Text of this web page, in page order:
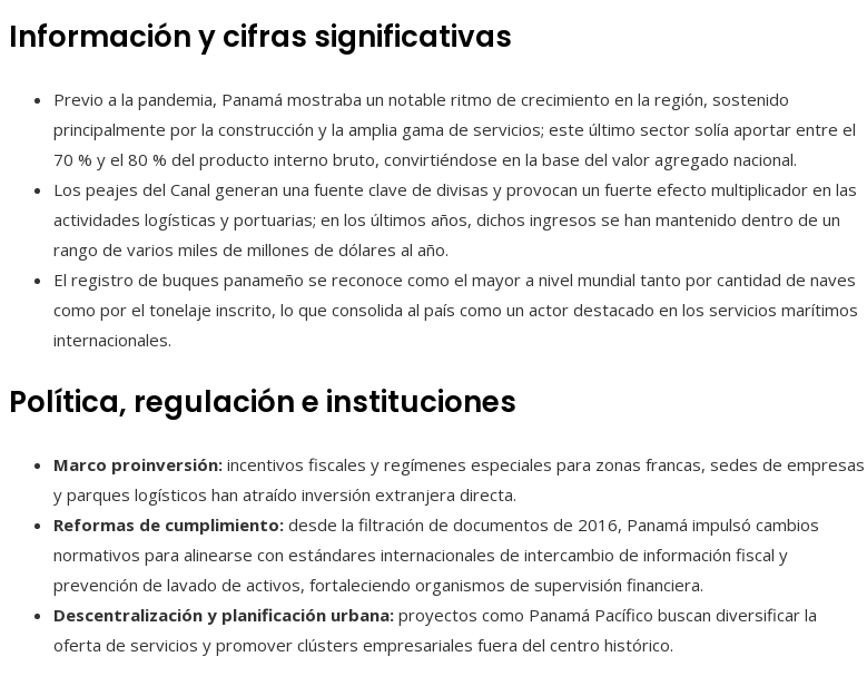
Información y cifras significativas
Previo a la pandemia, Panamá mostraba un notable ritmo de crecimiento en la región, sostenido
principalmente por la construcción y la amplia gama de servicios; este último sector solía aportar entre el
70 % y el 80 % del producto interno bruto, convirtiéndose en la base del valor agregado nacional.
Los peajes del Canal generan una fuente clave de divisas y provocan un fuerte efecto multiplicador en las
actividades logísticas y portuarias; en los últimos años, dichos ingresos se han mantenido dentro de un
rango de varios miles de millones de dólares al año.
El registro de buques panameño se reconoce como el mayor a nivel mundial tanto por cantidad de naves
como por el tonelaje inscrito, lo que consolida al país como un actor destacado en los servicios marítimos
internacionales.
Política, regulación e instituciones
Marco proinversión: incentivos fiscales y regímenes especiales para zonas francas, sedes de empresas
y parques logísticos han atraído inversión extranjera directa.
Reformas de cumplimiento: desde la filtración de documentos de 2016, Panamá impulsó cambios
normativos para alinearse con estándares internacionales de intercambio de información fiscal y
prevención de lavado de activos, fortaleciendo organismos de supervisión financiera.
Descentralización y planificación urbana: proyectos como Panamá Pacífico buscan diversificar la
oferta de servicios y promover clústers empresariales fuera del centro histórico.